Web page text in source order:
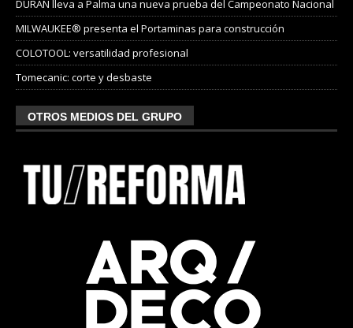
DURAN lleva a Palma una nueva prueba del Campeonato Nacional
MILWAUKEE® presenta el Portaminas para construcción
COLOTOOL: versatilidad profesional
Tomecanic: corte y desbaste
OTROS MEDIOS DEL GRUPO